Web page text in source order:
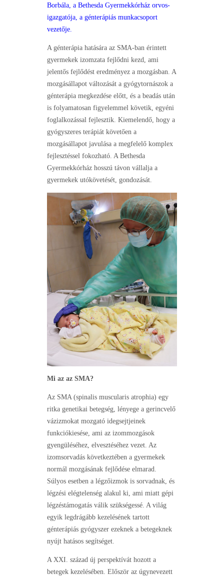
Borbála, a Bethesda Gyermekkórház orvos-
igazgatója, a génterápiás munkacsoport
vezetője.
A génterápia hatására az SMA-ban érintett
gyermekek izomzata fejlődni kezd, ami
jelentős fejlődést eredményez a mozgásban. A
mozgásállapot változását a gyógytornászok a
génterápia megkezdése előtt, és a beadás után
is folyamatosan figyelemmel követik, egyéni
foglalkozással fejlesztik. Kiemelendő, hogy a
gyógyszeres terápiát követően a
mozgásállapot javulása a megfelelő komplex
fejlesztéssel fokozható. A Bethesda
Gyermekkórház hosszú távon vállalja a
gyermekek utókövetését, gondozását.
Mi az az SMA?
Az SMA (spinalis muscularis atrophia) egy
ritka genetikai betegség, lényege a gerincvelő
vázizmokat mozgató idegsejtjeinek
funkciókiesése, ami az izommozgások
gyengüléséhez, elvesztéséhez vezet. Az
izomsorvadás következtében a gyermekek
normál mozgásának fejlődése elmarad.
Súlyos esetben a légzőizmok is sorvadnak, és
légzési elégtelenség alakul ki, ami miatt gépi
légzéstámogatás válik szükségessé. A világ
egyik legdrágább kezelésének tartott
génterápiás gyógyszer ezeknek a betegeknek
nyújt hatásos segítséget.
A XXI. század új perspektívát hozott a
betegek kezelésében. Először az úgynevezett